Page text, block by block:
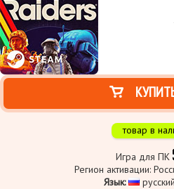
товар в
Игра для ПК
Регион активации:
Язык: